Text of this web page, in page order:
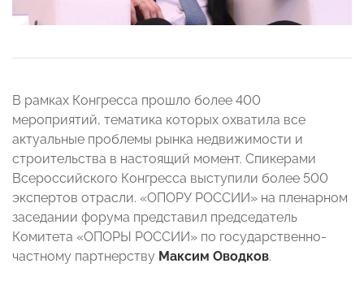
В рамках Конгресса прошло более 400
мероприятий, тематика которых охватила все
актуальные проблемы рынка недвижимости и
строительства в настоящий момент. Спикерами
Всероссийского Конгресса выступили более 500
экспертов отрасли. «ОПОРУ РОССИИ» на пленарном
заседании форума представил председатель
Комитета «ОПОРЫ РОССИИ» по государственно-
частному партнерству Максим Оводков.